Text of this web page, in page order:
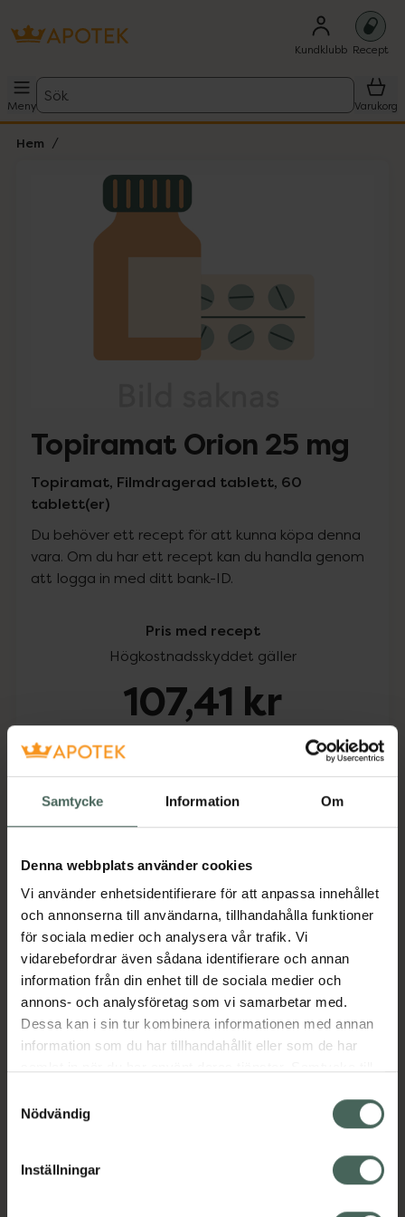
Samtycke Information Om
Denna webbplats använder cookies
Vi använder enhetsidentifierare för att anpassa innehållet
och annonserna till användarna, tillhandahålla funktioner
för sociala medier och analysera vår trafik. Vi
vidarebefordrar även sådana identifierare och annan
information från din enhet till de sociala medier och
annons- och analysföretag som vi samarbetar med.
Dessa kan i sin tur kombinera informationen med annan
information som du har tillhandahållit eller som de har
återkalla ditt samtycke via webbplatsens
cookieinställningar. Ett återkallat samtycke påverkar inte
lagligheten av behandling som skett innan återkallelsen.
Nödvändig
Inställningar
Kundklubb Recept
Meny
Sök
Varukorg
Hem
Lista: . Innehåller 1 objekt.
Topiramat Orion 25 mg
Topiramat, Filmdragerad tablett, 60
tablett(er)
Du behöver ett recept för att kunna köpa denna
vara. Om du har ett recept kan du handla genom
att logga in med ditt bank-ID.
Pris med recept
Högkostnadsskyddet gäller
107,41 kr
Köp via ditt recept
Beskrivning Dölj
Läs alltid bipacksedeln innan
användning.
EAN:06432100033529
Visa